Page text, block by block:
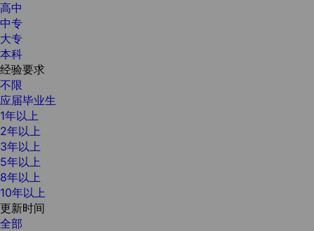
高中
中专
大专
本科
经验要求
不限
应届毕业生
1年以上
2年以上
3年以上
5年以上
8年以上
10年以上
更新时间
全部